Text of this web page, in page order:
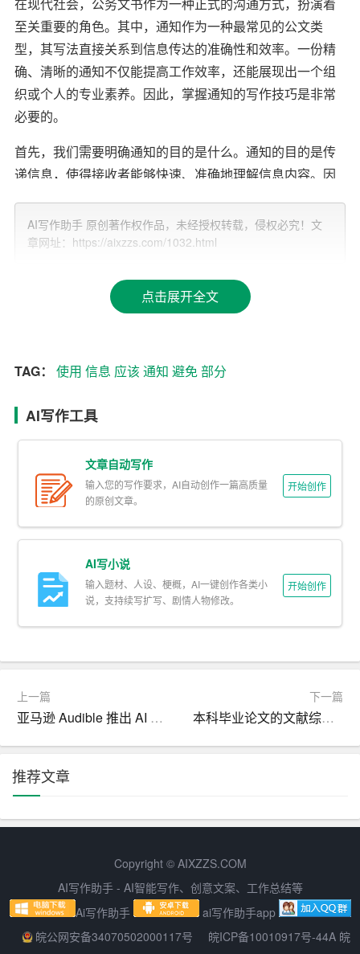
至关重要的角色。其中，通知作为一种最常见的公文类
型，其写法直接关系到信息传达的准确性和效率。一份精
确、清晰的通知不仅能提高工作效率，还能展现出一个组
织或个人的专业素养。因此，掌握通知的写作技巧是非常
必要的。
首先，我们需要明确通知的目的是什么。通知的目的是传
递信息，使得接收者能够快速、准确地理解信息内容。因
考虑因素。
接下来，我们需要对通知的格式有一个基本的了解。通知
通常包括标题、正文和落款三个部分。其中，标题应该简
明扼要，能够准确地反映出通知的主要内容。正文部分是
单位或个人的名称和日期。
在撰写正文部分时，我们需要注意以下几个方面：
1. 语言要简洁明了。避免使用冗长的句子和复杂的词汇，
尽量用简单、直接的语言表达。
2. 信息要有序排列。按照逻辑顺序，将信息分成几个部
3. 使用明确的标题和子标题。这可以帮助接收者更快地找
到自己关注的信息。
4. 提供足够的信息。确保通知中包含所有必要的信息，如
时间、地点、参与人员等。
5. 使用标准格式。遵循一贯的排版和用词习惯，这有助于
提高通知的可读性。
除了以上几点，我们还需要注意通知的语气和风格。通知
应该以正式、客观的语气为主，避免使用非正式、主观的
语言。同时，通知的内容要真实可靠，避免发布未经证实
的信息。
总之，撰写一份精确、清晰的通知需要我们对格式、语
们才能确保通知能够达到预期的效果，发挥其应有的作
用。
AI写作助手 原创著作权作品，未经授权转载，侵权必究！文
章网址：https://aixzzs.com/1032.html
点击展开全文
TAG： 使用 信息 应该 通知 避免部分
AI写作工具
文章自动写作
输入您的写作要求，AI自动创作一篇高质量
的原创文章。
开始创作
AI写小说
输入题材、人设、梗概，AI一键创作各类小
说，支持续写扩写、剧情人物修改。
开始创作
上一篇
亚马逊 Audible 推出 AI 语音克隆功能：解说员与人工智能的融合
下一篇
本科毕业论文的文献综述怎么写
推荐文章
Copyright © AIXZZS.COM
AI写作助手 - AI智能写作、创意文案、工作总结等
Ai写作助手
ai写作助手app
皖公网安备34070502000117号
皖ICP备10010917号-44A 皖